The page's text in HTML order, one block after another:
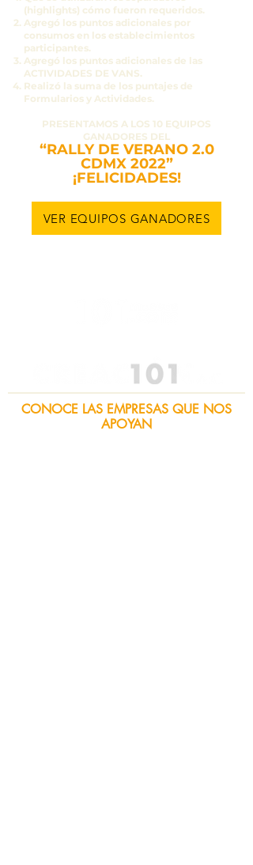
(highlights) cómo fueron requeridos.
Agregó los puntos adicionales por
consumos en los establecimientos
participantes.
Agregó los puntos adicionales de las
ACTIVIDADES DE VANS.
Realizó la suma de los puntajes de
Formularios y Actividades.
PRESENTAMOS A LOS 10 EQUIPOS
GANADORES DEL
“RALLY DE VERANO 2.0
CDMX 2022”
¡FELICIDADES!
VER EQUIPOS GANADORES
CONOCE LAS EMPRESAS QUE NOS
APOYAN